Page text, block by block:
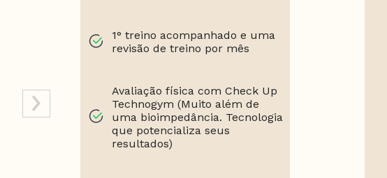
1° treino acompanhado e uma
revisão de treino por mês
Avaliação física com Check Up
Technogym (Muito além de
uma bioimpedância. Tecnologia
que potencializa seus
resultados)